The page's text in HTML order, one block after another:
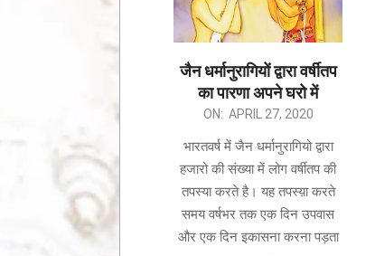
जैन धर्मानुरागियों द्वारा वर्षीतप
का पारणा अपने घरो में
ON: APRIL 27, 2020
भारतवर्ष में जैन धर्मानुरागियो द्वारा
हजारो की संख्या में लोग वर्षीतप की
तपस्या करते है। यह तपस्य़ा करते
समय वर्षभर तक एक दिन उपवास
और एक दिन इकासना करना पड़ता
स्तोत्र – BHAKTAMAR STOTRA – आचार्य